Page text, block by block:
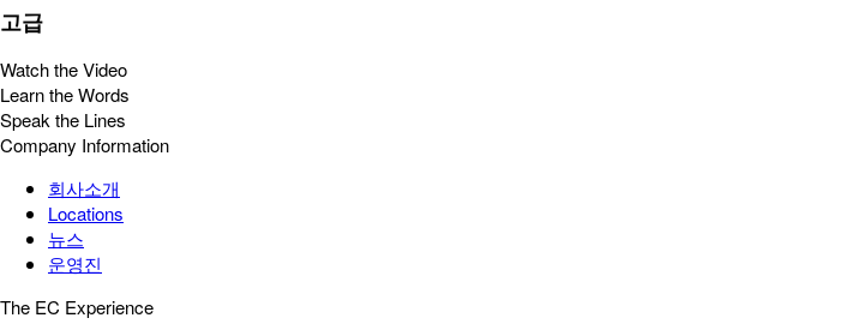
고급
Watch the Video
Learn the Words
Speak the Lines
Company Information
회사소개
Locations
뉴스
운영진
The EC Experience